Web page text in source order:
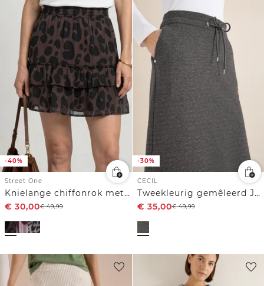
-40%
Street One
Knielange chiffonrok met print
€ 30,00€49,99
-30%
CECIL
Tweekleurig gemêleerd Jogg-rokje
€ 35,00€49,99